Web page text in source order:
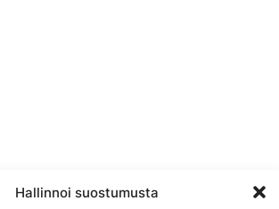
Hallinnoi suostumusta